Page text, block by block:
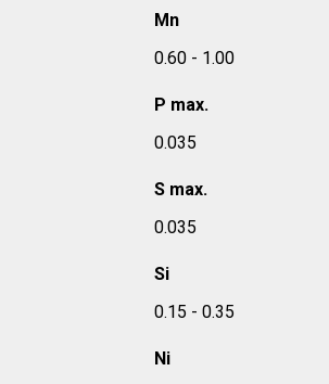
Mn
0.60 - 1.00
P max.
0.035
S max.
0.035
Si
0.15 - 0.35
Ni